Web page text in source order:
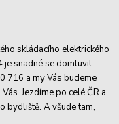
skládacího elektrického
je snadné se domluvit.
716 a my Vás budeme
Jezdíme po celé ČR a
bydliště. A všude tam,